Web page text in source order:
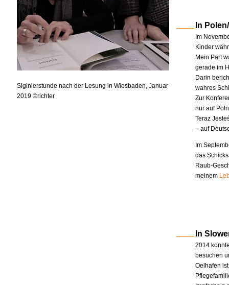
Siginierstunde nach der Lesung in Wiesbaden, Januar
2019 ©richter
In
Im
Kinder
Mein Part
gerade im
Darin
wahres
Zur
nur auf
Teraz
– auf
Im
das
Raub-
meinem
In
2014
besuchen
Oelhafen